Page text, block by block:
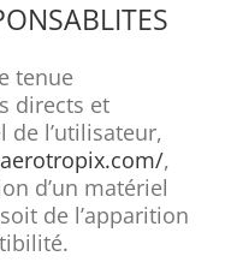
tenue
directs et
de l’utilisateur,
,
d’un matériel
de l’apparition